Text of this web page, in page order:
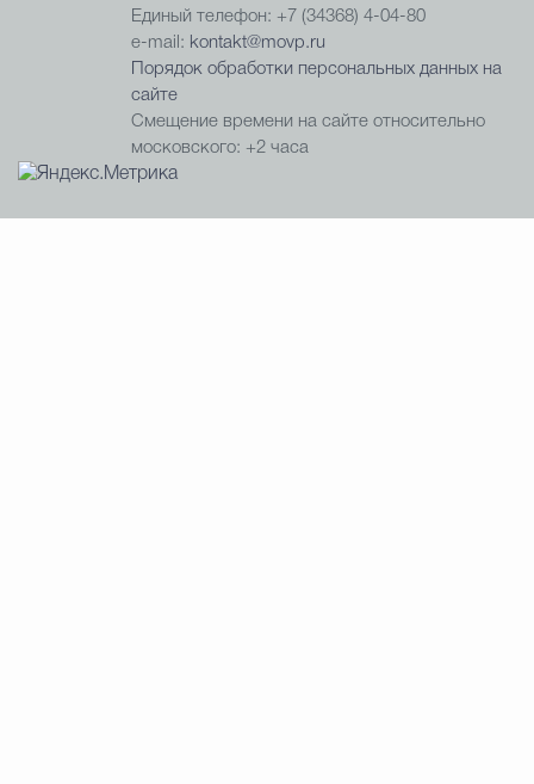
Единый телефон: +7 (34368) 4-04-80
e-mail: kontakt@movp.ru
Порядок обработки персональных данных на
сайте
Смещение времени на сайте относительно
московского: +2 часа